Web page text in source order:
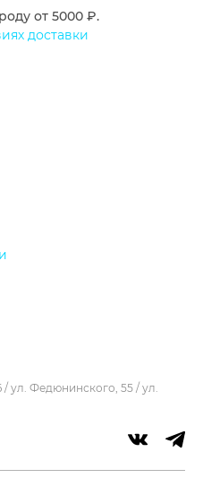
от 5000 ₽.
доставки
/ ул. Федюнинского, 55 / ул.